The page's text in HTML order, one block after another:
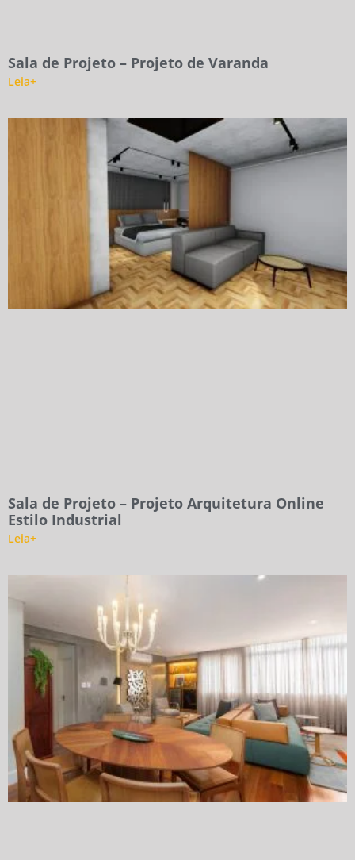
Sala de Projeto – Projeto de Varanda
Leia+
Sala de Projeto – Projeto Arquitetura Online
Estilo Industrial
Leia+